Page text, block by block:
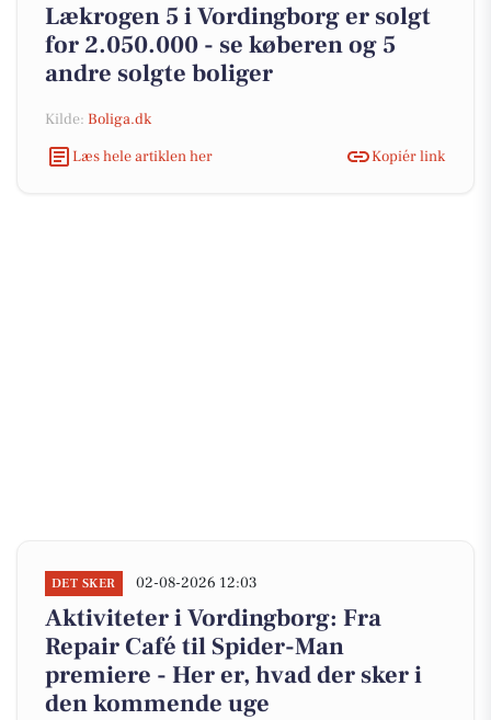
Lækrogen 5 i Vordingborg er solgt
for 2.050.000 - se køberen og 5
andre solgte boliger
Kilde: Boliga.dk
Læs hele artiklen her
Kopiér link
DET SKER 02-08-2026 12:03
Aktiviteter i Vordingborg: Fra
Repair Café til Spider-Man
premiere - Her er, hvad der sker i
den kommende uge